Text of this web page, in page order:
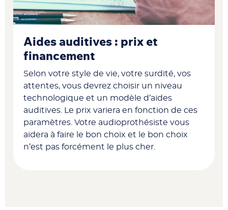
Aides auditives : prix et
financement
Selon votre style de vie, votre surdité, vos
attentes, vous devrez choisir un niveau
technologique et un modèle d’aides
auditives. Le prix variera en fonction de ces
paramètres. Votre audioprothésiste vous
aidera à faire le bon choix et le bon choix
n’est pas forcément le plus cher.